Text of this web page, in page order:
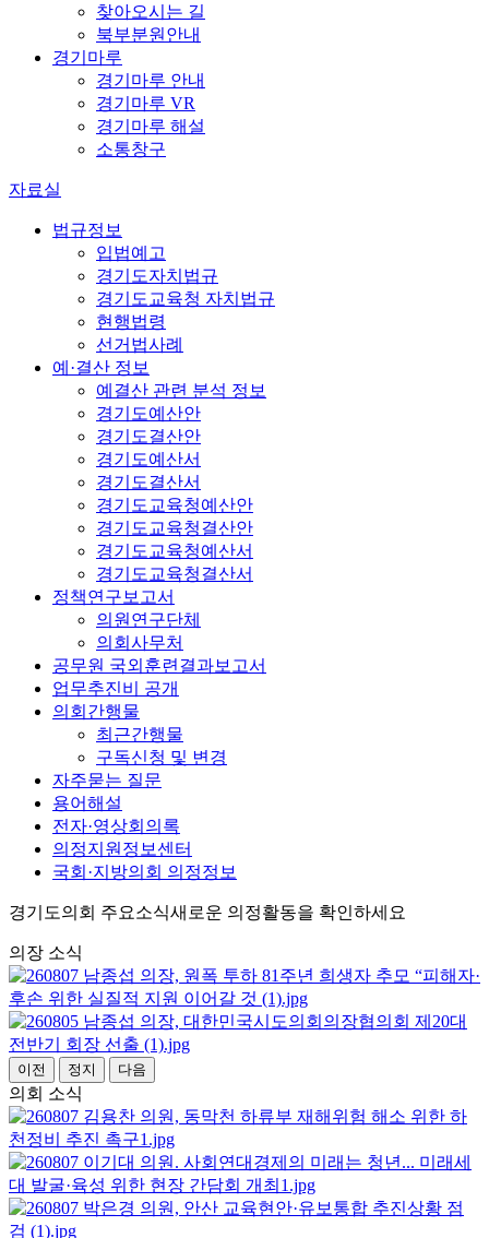
찾아오시는 길
북부분원안내
경기마루
경기마루 안내
경기마루 VR
경기마루 해설
소통창구
자료실
법규정보
입법예고
경기도자치법규
경기도교육청 자치법규
현행법령
선거법사례
예·결산 정보
예결산 관련 분석 정보
경기도예산안
경기도결산안
경기도예산서
경기도결산서
경기도교육청예산안
경기도교육청결산안
경기도교육청예산서
경기도교육청결산서
정책연구보고서
의원연구단체
의회사무처
공무원 국외훈련결과보고서
업무추진비 공개
의회간행물
최근간행물
구독신청 및 변경
자주묻는 질문
용어해설
전자·영상회의록
의정지원정보센터
국회·지방의회 의정정보
경기도의회 주요소식새로운 의정활동을 확인하세요
의장 소식
이전 정지 다음
의회 소식